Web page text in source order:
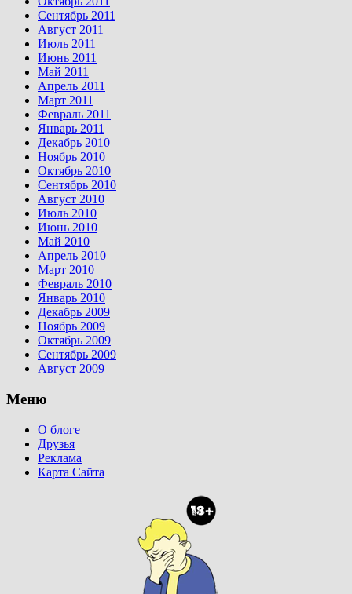
Сентябрь 2011
Август 2011
Июль 2011
Июнь 2011
Май 2011
Апрель 2011
Март 2011
Февраль 2011
Январь 2011
Декабрь 2010
Ноябрь 2010
Октябрь 2010
Сентябрь 2010
Август 2010
Июль 2010
Июнь 2010
Май 2010
Апрель 2010
Март 2010
Февраль 2010
Январь 2010
Декабрь 2009
Ноябрь 2009
Октябрь 2009
Сентябрь 2009
Август 2009
Меню
О блоге
Друзья
Реклама
Карта Сайта